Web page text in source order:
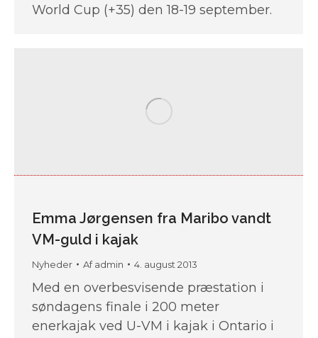
World Cup (+35) den 18-19 september.
Emma Jørgensen fra Maribo vandt
VM-guld i kajak
Nyheder Afadmin 4. august 2013
Med en overbesvisende præstation i
søndagens finale i 200 meter
enerkajak ved U-VM i kajak i Ontario i